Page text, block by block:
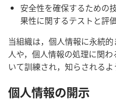
安全性を確保するための
果性に関するテストと評
当組織は，個人情報に永続
人や，個人情報の処理に関
いて訓練され，知らされるよ
個人情報の開示